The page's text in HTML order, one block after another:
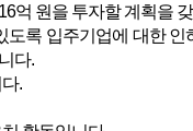
억 원을 투자할 계획을
록 입주기업에 대한
다.
.